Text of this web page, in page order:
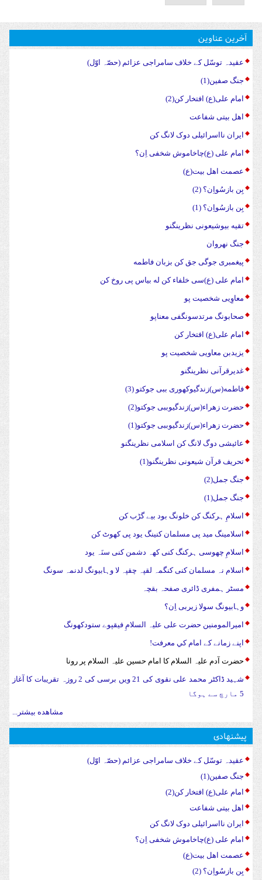
آخرین عناوین
عقیدہ توسّل کے خلاف سامراجی عزائم (حصّہ اوّل)
جنگ صفین(1)
امام علی(ع) افتخار کن(2)
اهل بیتی شفاعت
ایران نااسرائیلی دوک لانگ کن
امام علی (ع)چاخاموش شخفی اِن؟
عصمت اهل بیت(ع)
بِن بازسُواِن؟ (2)
بِن بازسُواِن؟ (1)
تقیه بیوشیعونی نظرینگنو
جنگ نهروان
پیغمبری جوگی جق کن بزبان فاطمه
امام علی (ع)سی خلفاء کن له بیاس پی روخ کن
معاوِیی شخصیت پو
صحابونگ مرتدسونگفی معناپو
امام علی(ع) افتخار کن
یزیدبن معاویی شخصیت پو
غدیرقرآنی نظرینگنو
فاطمه(س)زندگیوکهوری ببی جوکتو (3)
حضرت زهراء(س)زندگیوببی جوکتو(2)
حضرت زهراء(س)زندگیوببی جوکتو(1)
عائیشی دوگ لانگ کن اسلامی نظرینگنو
تحریف قرآن شیعونی نظرینگنو(1)
جنگ جمل(2)
جنگ جمل(1)
اسلامِ ہرکنگ کن خلونگ بود بیے گڑب کن
اسلامینگ مید پی مسلمان کنینگ یود پی کھوٹ کن
اسلامِ چھوسی ہرکنگ کنی کھہ دشمن کنی سنَہ یود
اسلام نہ مسلمان کنی کنگمہ لقپہ چقپہ لا وہابیونگ لدنمہ سونگ
مسٹر ہمفری ڈائری صفحہ بقچہ
وہابیونگ سولا زیربی اِن؟
امیرالمومنین حضرت علی علیہ السلامِ فیقپوے ستودکھونگ
اپنے زمانے کے امام کي معرفت!
حضرت آدم علیہ السلام کا امام حسین علیہ السلام پر رونا
شہید ڈاکٹر محمد علی نقوی کی 21 ویں برسی کی 2 روزہ تقریبات کا آغاز
5 مارچ سے ہوگا
مشاهده بیشتر...
پیشنهادی
عقیدہ توسّل کے خلاف سامراجی عزائم (حصّہ اوّل)
جنگ صفین(1)
امام علی(ع) افتخار کن(2)
اهل بیتی شفاعت
ایران نااسرائیلی دوک لانگ کن
امام علی (ع)چاخاموش شخفی اِن؟
عصمت اهل بیت(ع)
بِن بازسُواِن؟ (2)